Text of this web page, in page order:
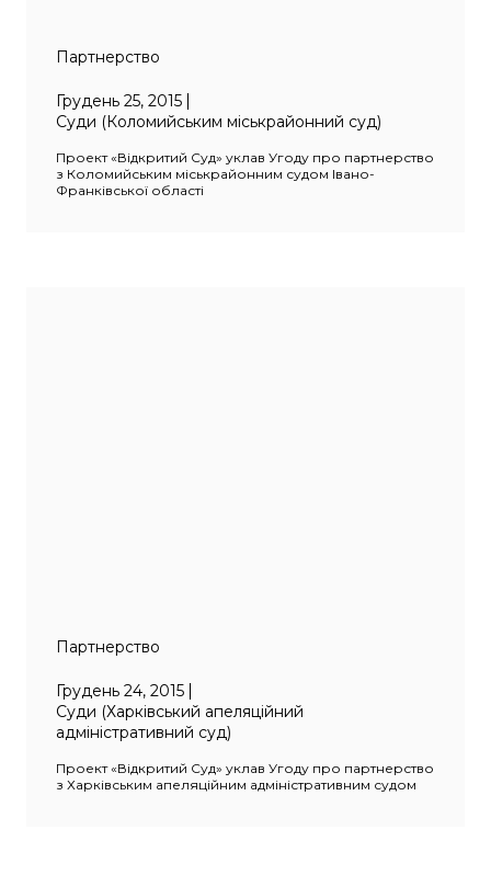
Партнерство
Грудень 25, 2015
Суди (Коломийським міськрайонний суд)
Проект «Відкритий Суд» уклав Угоду про партнерство
з Коломийським міськрайонним судом Івано-
Франківської області
Партнерство
Грудень 24, 2015
Суди (Харківський апеляційний
адміністративний суд)
Проект «Відкритий Суд» уклав Угоду про партнерство
з Харківським апеляційним адміністративним судом